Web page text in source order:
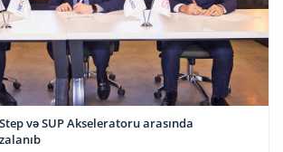
və SUP Akseleratoru arasında